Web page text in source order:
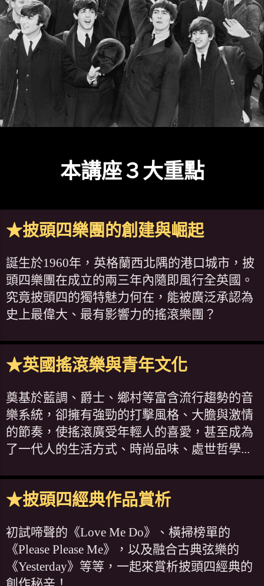
本講座３大重點
★披頭四樂團的創建與崛起
誕生於1960年，英格蘭西北隅的港口城市，披
頭四樂團在成立的兩三年內隨即風行全英國。
究竟披頭四的獨特魅力何在，能被廣泛承認為
史上最偉大、最有影響力的搖滾樂團？
★英國搖滾樂與青年文化
奠基於藍調、爵士、鄉村等富含流行趨勢的音
樂系統，卻擁有強勁的打擊風格、大膽與激情
的節奏，使搖滾廣受年輕人的喜愛，甚至成為
了一代人的生活方式、時尚品味、處世哲學...
★披頭四經典作品賞析
初試啼聲的《Love Me Do》、橫掃榜單的
《Please Please Me》，以及融合古典弦樂的
《Yesterday》等等，一起來賞析披頭四經典的